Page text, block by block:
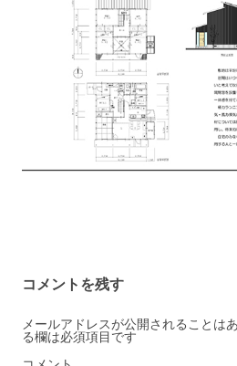
コメントを残す
メールアドレスが公開されることは
る欄は必須項目です